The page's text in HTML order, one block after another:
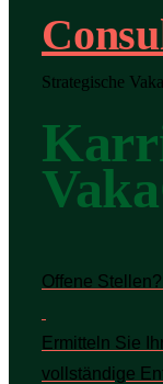
Strategische
Offene
Ermitteln Sie
vollständige